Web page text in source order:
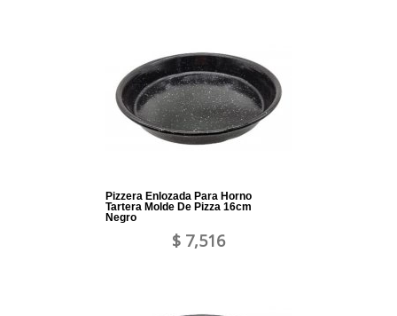
Pizzera Enlozada Para Horno
Tartera Molde De Pizza 16cm
Negro
$ 7,516